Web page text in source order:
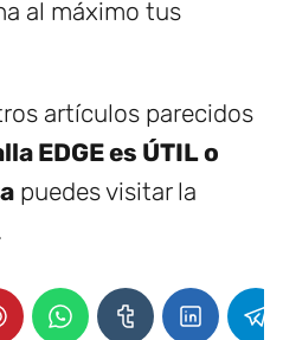
al máximo tus
artículos parecidos
EDGE es ÚTIL o
puedes visitar la